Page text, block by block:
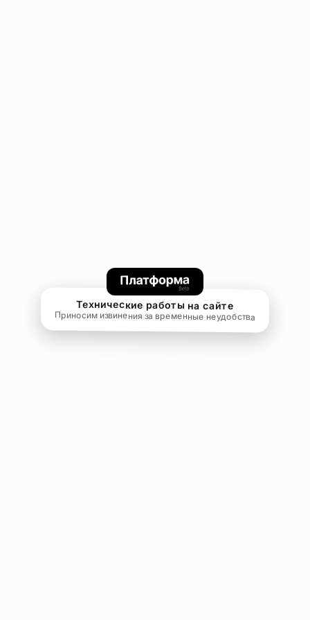
Технические работы на сайте
Приносим извинения за временные неудобства